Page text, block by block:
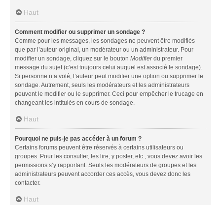
Haut
Comment modifier ou supprimer un sondage ?
Comme pour les messages, les sondages ne peuvent être modifiés
que par l’auteur original, un modérateur ou un administrateur. Pour
modifier un sondage, cliquez sur le bouton Modifierdu premier
message du sujet (c’est toujours celui auquel est associé le sondage).
Si personne n’a voté, l’auteur peut modifier une option ou supprimer le
sondage. Autrement, seuls les modérateurs et les administrateurs
peuvent le modifier ou le supprimer. Ceci pour empêcher le trucage en
changeant les intitulés en cours de sondage.
Haut
Pourquoi ne puis-je pas accéder à un forum ?
Certains forums peuvent être réservés à certains utilisateurs ou
groupes. Pour les consulter, les lire, y poster, etc., vous devez avoir les
permissions s’y rapportant. Seuls les modérateurs de groupes et les
administrateurs peuvent accorder ces accès, vous devez donc les
contacter.
Haut